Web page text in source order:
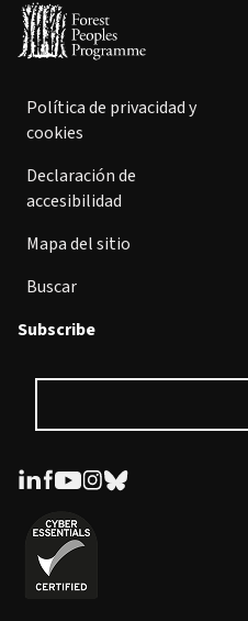
Política de privacidad y
cookies
Declaración de
accesibilidad
Mapa del sitio
Buscar
Subscribe